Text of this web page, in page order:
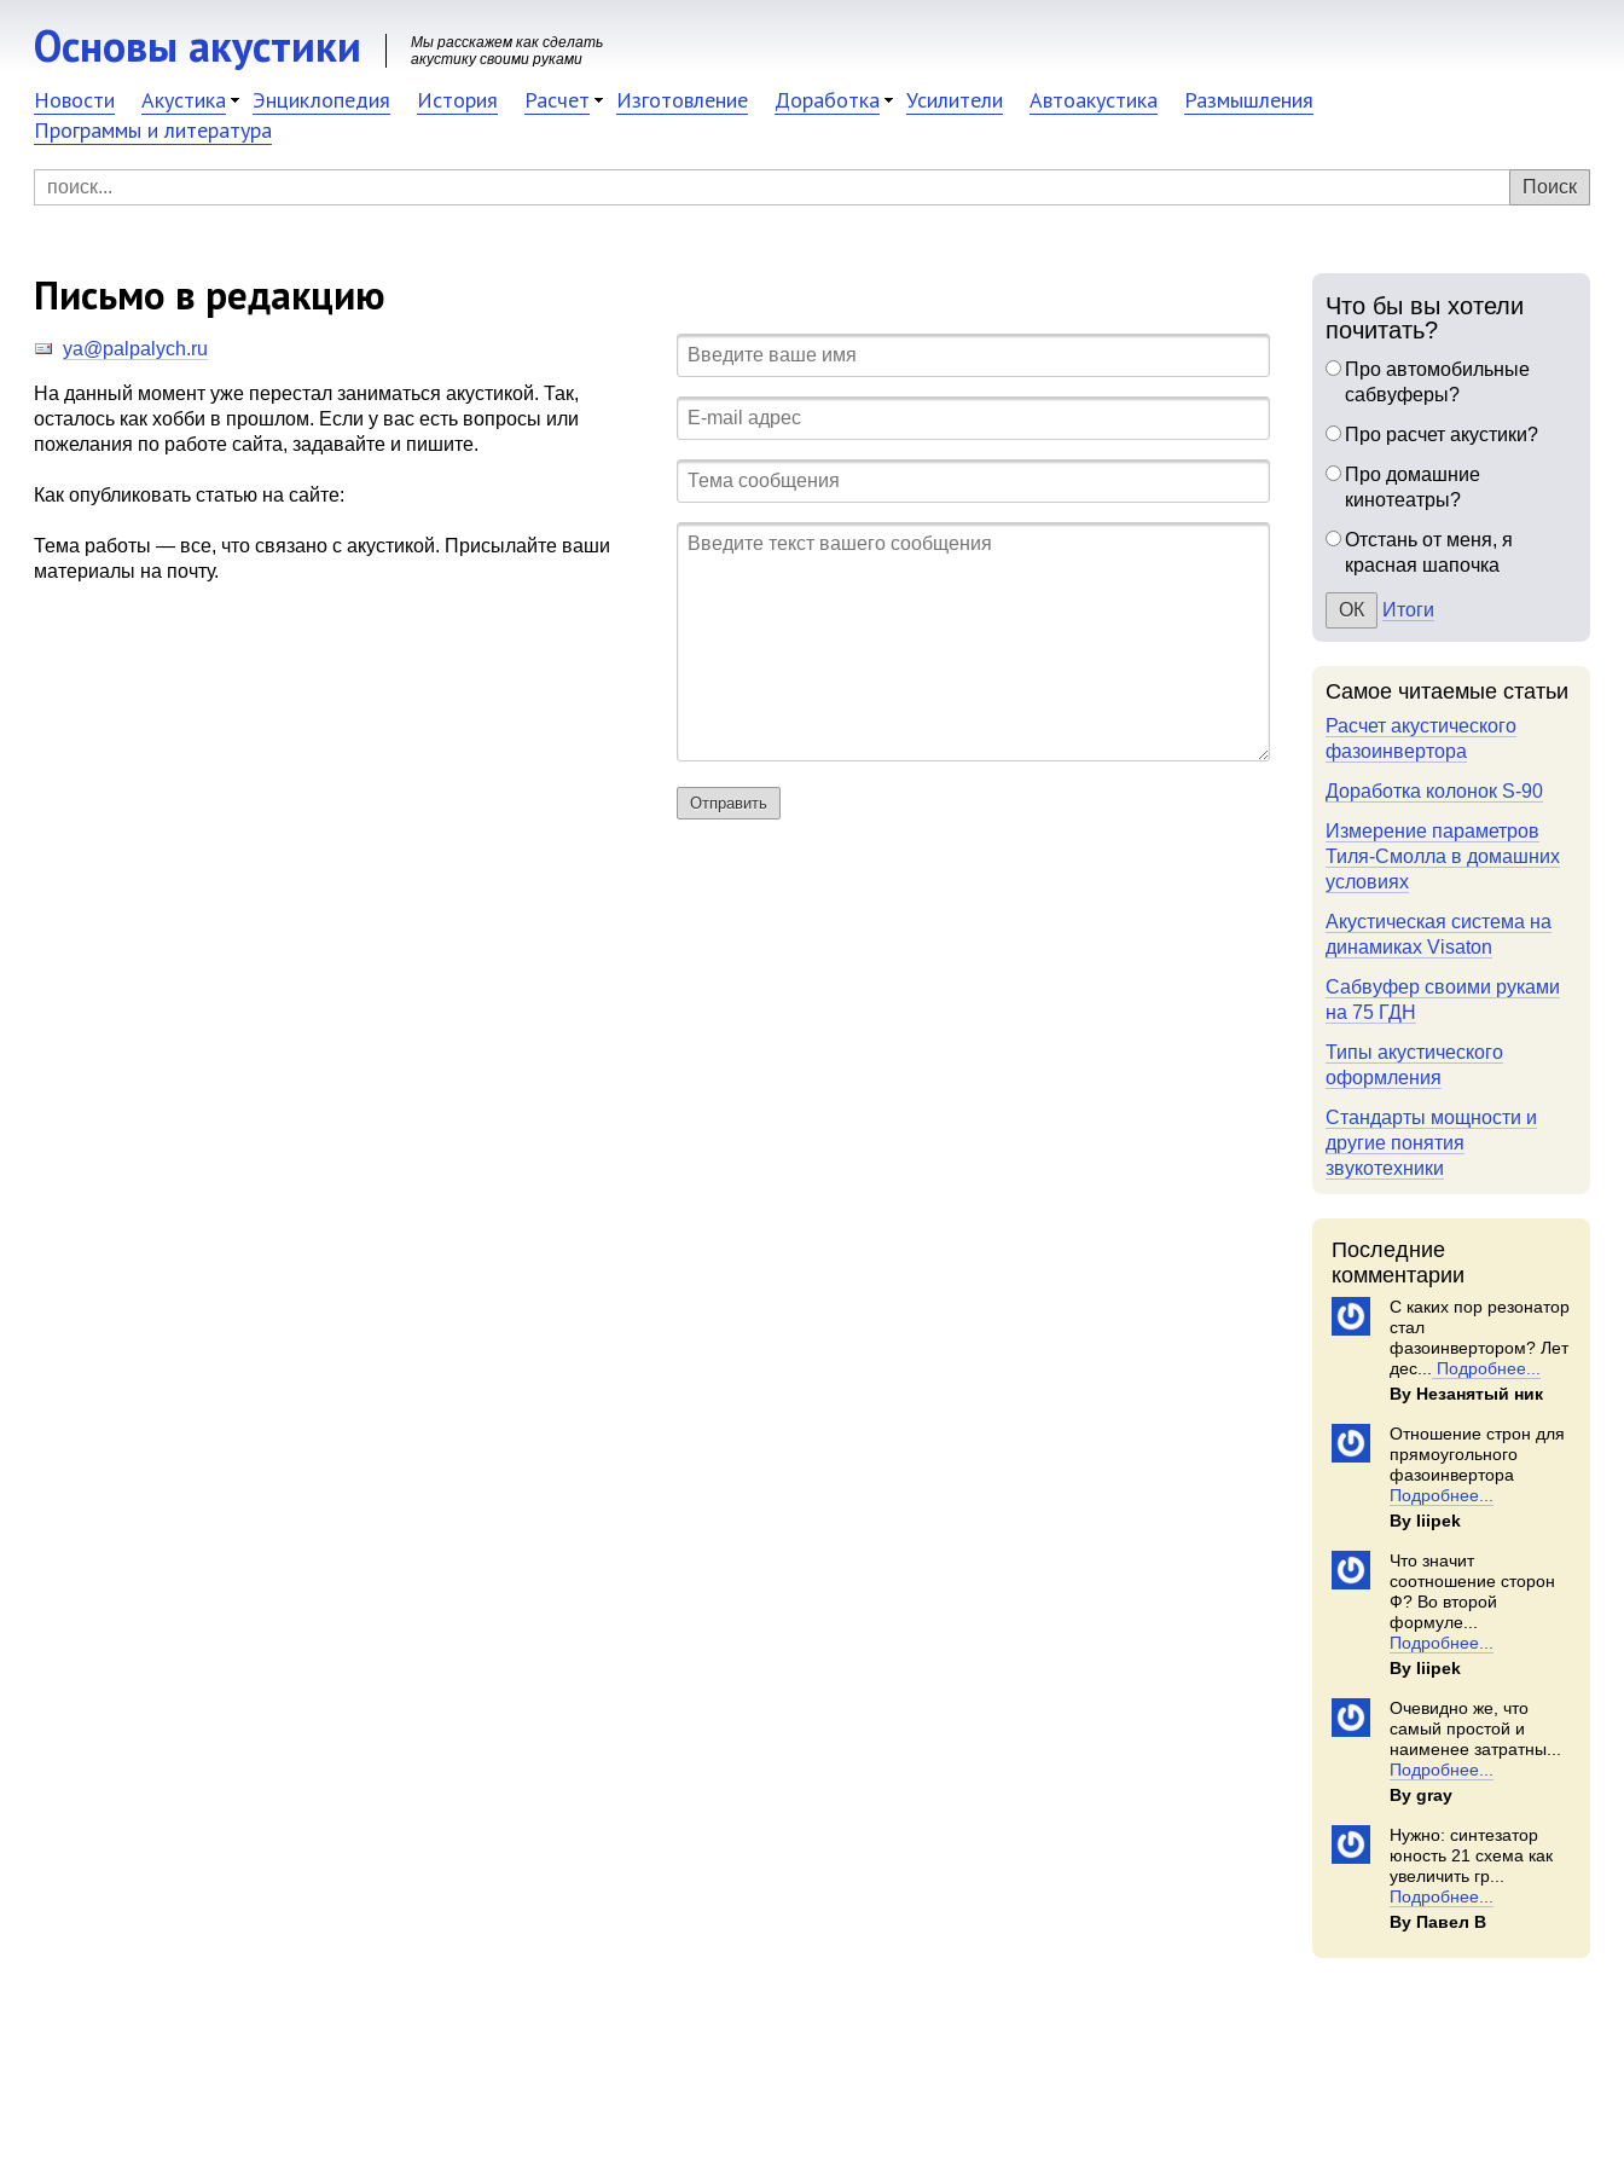
Основы акустики
Мы расскажем как сделать
акустику своими руками
Новости Акустика Энциклопедия История Расчет Изготовление Доработка Усилители Автоакустика
Размышления
Программы и литература
Письмо в редакцию
Отправить
ya@palpalych.ru
На данный момент уже перестал заниматься акустикой. Так,
осталось как хобби в прошлом. Если у вас есть вопросы или
пожелания по работе сайта, задавайте и пишите.
Как опубликовать статью на сайте:
Тема работы — все, что связано с акустикой. Присылайте ваши
материалы на почту.
Что бы вы хотели
почитать?
Про автомобильные
сабвуферы?
Про расчет акустики?
Про домашние
кинотеатры?
Отстань от меня, я
красная шапочка
Итоги
Самое читаемые статьи
Расчет акустического
фазоинвертора
Доработка колонок S-90
Измерение параметров
Тиля-Смолла в домашних
условиях
Акустическая система на
динамиках Visaton
Сабвуфер своими руками
на 75 ГДН
Типы акустического
оформления
Стандарты мощности и
другие понятия
звукотехники
Последние
комментарии
С каких пор резонатор
стал
фазоинвертором? Лет
дес...
Подробнее...
By Незанятый ник
Отношение строн для
прямоугольного
фазоинвертора
Подробнее...
By Iiipek
Что значит
соотношение сторон
Ф? Во второй
формуле...
Подробнее...
By Iiipek
Очевидно же, что
самый простой и
наименее затратны...
Подробнее...
By gray
Нужно: синтезатор
юность 21 схема как
увеличить гр...
Подробнее...
By Павел В